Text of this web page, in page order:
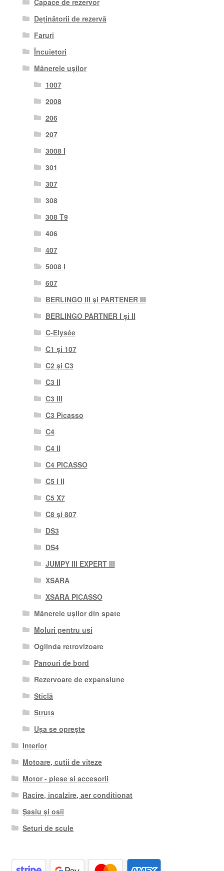
Deținătorii de rezervă
Faruri
Încuietori
Mânerele ușilor
1007
2008
206
207
3008 I
301
307
308
308 T9
406
407
5008 I
607
BERLINGO III și PARTENER III
BERLINGO PARTNER I și II
C-Elysée
C1 și 107
C2 și C3
C3 II
C3 III
C3 Picasso
C4
C4 II
C4 PICASSO
C5 I II
C5 X7
C8 și 807
DS3
DS4
JUMPY III EXPERT III
XSARA
XSARA PICASSO
Mânerele ușilor din spate
Moluri pentru usi
Oglinda retrovizoare
Panouri de bord
Rezervoare de expansiune
Sticlă
Struts
Ușa se oprește
Interior
Motoare, cutii de viteze
Motor - piese si accesorii
Racire, incalzire, aer conditionat
Șasiu și osii
Seturi de scule